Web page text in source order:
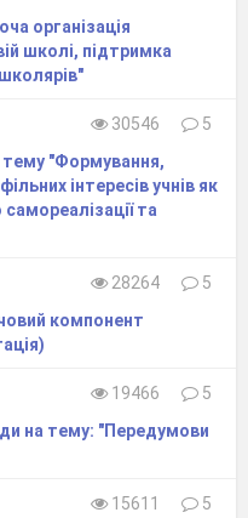
організація
школі, підтримка
30546
5
тему "Формування,
інтересів учнів як
та
28264
5
компонент
19466
5
на тему: "Передумови
15611
5